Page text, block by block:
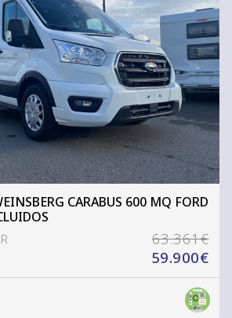
CARABUS 600 MQ FORD
63.361€
59.900€